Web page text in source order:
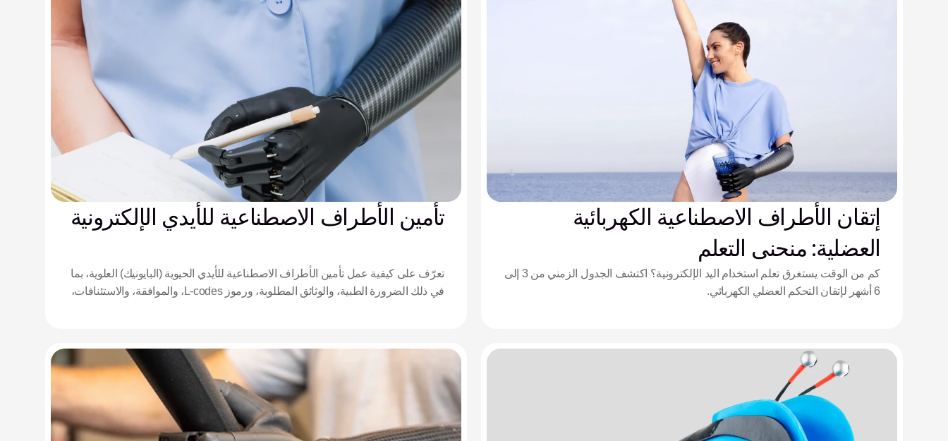
إتقان الأطراف الاصطناعية الكهربائية
العضلية: منحنى التعلم
كم من الوقت يستغرق تعلم استخدام اليد الإلكترونية؟ اكتشف الجدول الزمني من 3 إلى
6 أشهر لإتقان التحكم العضلي الكهربائي.
تأمين الأطراف الاصطناعية للأيدي الإلكترونية
تعرّف على كيفية عمل تأمين الأطراف الاصطناعية للأيدي الحيوية (البايونيك) العلوية، بما
في ذلك الضرورة الطبية، والوثائق المطلوبة، ورموز L-codes، والموافقة، والاستئنافات،